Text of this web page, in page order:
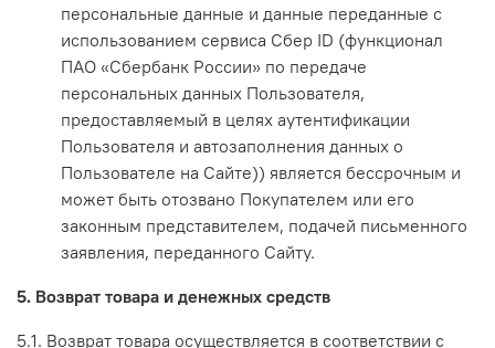
персональные данные и данные переданные с
использованием сервиса Сбер ID (функционал
ПАО «Сбербанк России» по передаче
персональных данных Пользователя,
предоставляемый в целях аутентификации
Пользователя и автозаполнения данных о
Пользователе на Сайте)) является бессрочным и
может быть отозвано Покупателем или его
законным представителем, подачей письменного
заявления, переданного Сайту.
5. Возврат товара и денежных средств
5.1. Возврат товара осуществляется в соответствии с